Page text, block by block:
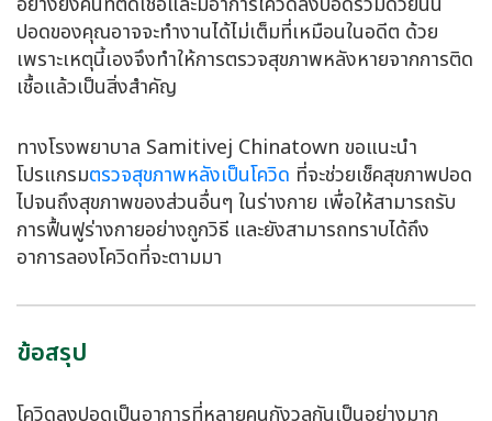
ปอดของคุณอาจจะทำงานได้ไม่เต็มที่เหมือนในอดีต ด้วย
เพราะเหตุนี้เองจึงทำให้การตรวจสุขภาพหลังหายจากการติด
เชื้อแล้วเป็นสิ่งสำคัญ
ทางโรงพยาบาล Samitivej Chinatown ขอแนะนำ
โปรแกรมตรวจสุขภาพหลังเป็นโควิด ที่จะช่วยเช็คสุขภาพปอด
ไปจนถึงสุขภาพของส่วนอื่นๆ ในร่างกาย เพื่อให้สามารถรับ
การฟื้นฟูร่างกายอย่างถูกวิธี และยังสามารถทราบได้ถึง
อาการลองโควิดที่จะตามมา
ข้อสรุป
โควิดลงปอดเป็นอาการที่หลายคนกังวลกันเป็นอย่างมาก